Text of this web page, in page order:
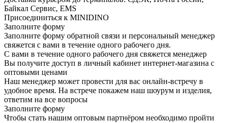
Байкал Сервис, EMS
Присоединиться к MINIDINO
Заполните форму
Заполните форму обратной связи и персональный менеджер
свяжется с вами в течение одного рабочего дня.
С вами в течение одного рабочего дня свяжется менеджер
Вы получите доступ в личный кабинет интернет-магазина с
оптовыми ценами
Наш менеджер может провести для вас онлайн-встречу в
удобное время. На встрече покажем наш шоурум и изделия,
ответим на все вопросы
Заполните форму
Чтобы стать нашим оптовым партнёром необходимо пройти